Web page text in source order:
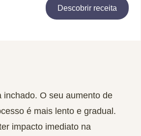
Descobrir receita
O seu aumento de
é mais lento e gradual.
impacto imediato na